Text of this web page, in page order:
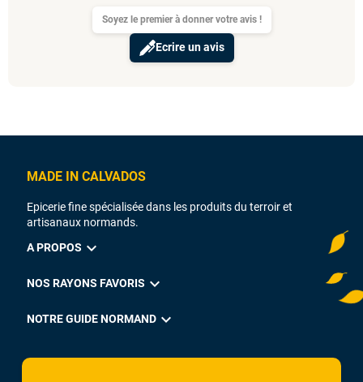
Soyez le premier à donner votre avis !
Ecrire un avis
MADE IN CALVADOS
Epicerie fine spécialisée dans les produits du terroir et
artisanaux normands.
A PROPOS expand_more
NOS RAYONS FAVORIS expand_more
NOTRE GUIDE NORMAND expand_more